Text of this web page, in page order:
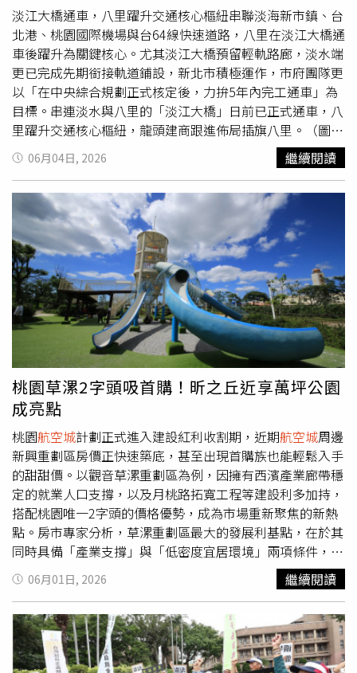
淡江大橋通車，八里躍升交通核心樞紐串聯淡海新市鎮、台
北港、桃園國際機場與台64線快速道路，八里在淡江大橋通
車後躍升為關鍵核心。尤其淡江大橋預留輕軌路廊，淡水端
更已完成先期銜接軌道鋪設，新北市積極運作，市府團隊更
以「在中央綜合規劃正式核定後，力拚5年內完工通車」為
目標。串連淡水與八里的「淡江大橋」日前已正式通車，八
里躍升交通核心樞紐，龍頭建商跟進佈局插旗八里。（圖片
提供／豐邑集團）北台灣第一大國際港，台北世界能見度最
高特區台北港1999年開港，2021年超越台中港，取代基隆
港躍居北台灣第一大港，成為全台第二大國際商港，緊追高
雄港。根據2022年勞埃德名單情報（Lloyd's List
Intelligence），台北港已躍升世界第88大港口，台北港腹
地廣闊，目前仍在開發階段，上升量能充沛。政府主導，企
業搶進，龍頭建商跟進佈局插旗八里自2005年行政院核定
台北港籌設自由貿易港區以來，在政府支持及經濟特區優勢
下，港區營運範圍已由原定79公頃擴充至93.7公頃。各大企
業挹注資金全面看好發展，投資已超過330億台幣，產業投
資加碼，龍頭建商跟進佈局，豐邑建設、麗寶建設….看好
台北港特區插旗八里。蟬聯6年全國十大建商，年推案超過
百億，豐邑建設看好八里推案豐邑集團30年北中南100案推
案實績，精準看好台北港特區、八里未來發展，擇定輕軌
V37站推出【豐邑港麗】。豐邑集團旗下擁有五星級新竹豐
邑喜來登飯店、台中豐邑MOXY酒店…，以頂級飯店思維打
造優質住宅，連續24年榮獲140座國家建築獎，將為八里帶
來全方位高端建築與生活型態。【豐邑港麗】接待中心。
（圖片提供／豐邑集團）一捷二快雙港兩大橋，交通到位，
雙北年輕菁英世代移居首選八里現有61快速道路，30分鐘
串連台北港、桃園 航空城，64快速道路直達五股、三重、板
橋、中和、新店，加上淡江大橋通車與關渡大橋形成跨河雙
動脈，交通建設全面到位、未來更有八里輕軌捷運加持。距
華碩、和碩進駐的關渡科技園區大約24分鐘，輝達進駐的北
士科約26分鐘，林口、龜山科技聚落都在15-20分鐘左右。
房價合理，吸引雙北年輕菁英世代移居。【豐邑港麗】基地
約1728坪，大街廓近159米長面寬，氣勢不凡，豐邑建設融
入飯店管理精髓，打造0-99歲全齡享樂社區，規劃高坪效實
06月04日, 2026 繼續閱讀
桃園草漯2字頭吸首購！昕之丘近享萬坪公園
成亮點
桃園航空城計劃正式進入建設紅利收割期，近期航空城周邊
新興重劃區房價正快速築底，甚至出現首購族也能輕鬆入手
的甜甜價。以觀音草漯重劃區為例，因擁有西濱產業廊帶穩
定的就業人口支撐，以及月桃路拓寬工程等建設利多加持，
搭配桃園唯一2字頭的價格優勢，成為市場重新聚焦的新熱
點。房市專家分析，草漯重劃區最大的發展利基點，在於其
同時具備「產業支撐」與「低密度宜居環境」兩項條件，至
於區域之所以能伴隨著
發展快速崛起，並且在房市回
穩後成功吸引剛需自用族群的關注，關鍵則在於交通建設的
逐步到位，以及「全桃園唯一2字頭」的絕對價格優勢。環
境上，草漯重劃區早已跳脫過去的工業區印象，經重劃後已
是一座總開發面積高達504公頃，以「田園城市」為核心概
念規劃的低密度住宅區。區內分成6大單元開發，並且規劃
06月01日, 2026 繼續閱讀